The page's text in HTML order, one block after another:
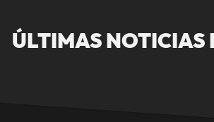
ÚLTIMAS NOTICIAS